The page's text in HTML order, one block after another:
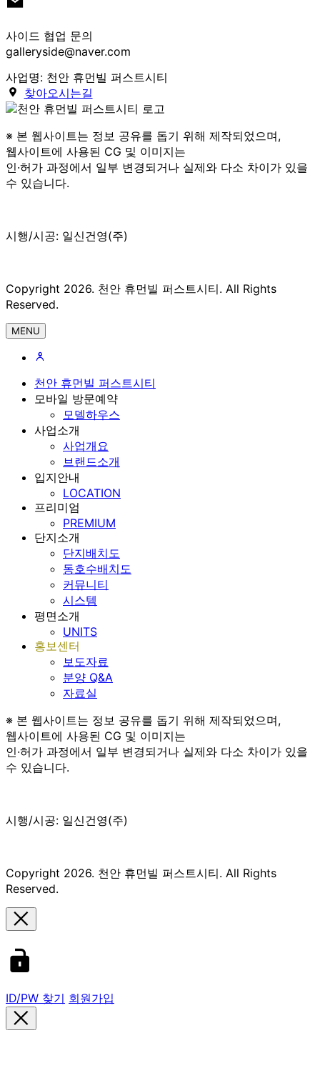
사이드 협업 문의
galleryside@naver.com
사업명: 천안 휴먼빌 퍼스트시티
찾아오시는길
※ 본 웹사이트는 정보 공유를 돕기 위해 제작되었으며,
웹사이트에 사용된 CG 및 이미지는
인·허가 과정에서 일부 변경되거나 실제와 다소 차이가 있을
수 있습니다.
시행/시공: 일신건영(주)
Copyright 2026. 천안 휴먼빌 퍼스트시티. All Rights
Reserved.
MENU
천안 휴먼빌 퍼스트시티
모바일 방문예약
모델하우스
사업소개
사업개요
브랜드소개
입지안내
LOCATION
프리미엄
PREMIUM
단지소개
단지배치도
동호수배치도
커뮤니티
시스템
평면소개
UNITS
홍보센터
보도자료
분양 Q&A
자료실
※ 본 웹사이트는 정보 공유를 돕기 위해 제작되었으며,
웹사이트에 사용된 CG 및 이미지는
인·허가 과정에서 일부 변경되거나 실제와 다소 차이가 있을
수 있습니다.
시행/시공: 일신건영(주)
Copyright 2026. 천안 휴먼빌 퍼스트시티. All Rights
Reserved.
ID/PW 찾기 회원가입